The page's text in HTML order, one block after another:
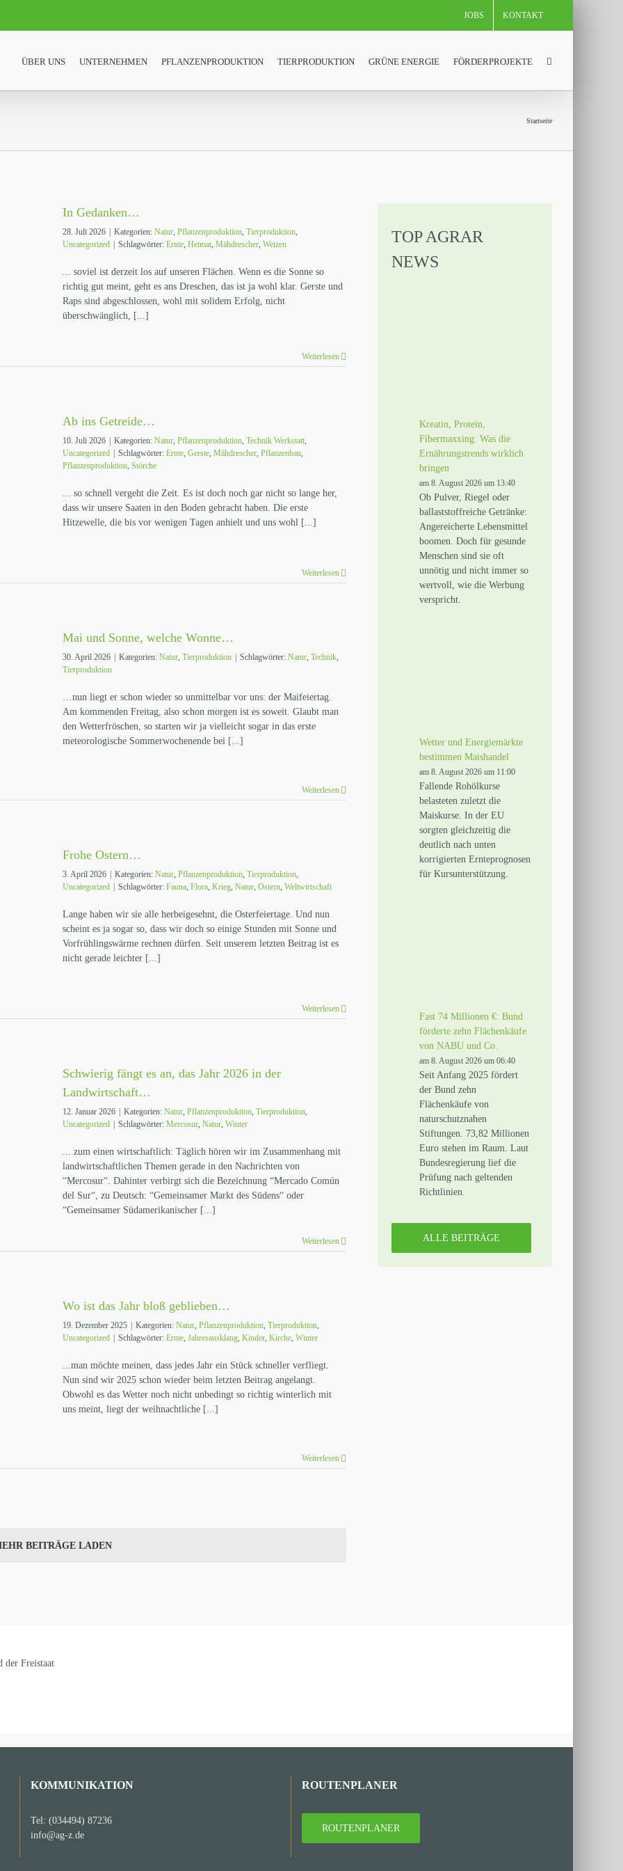
JOBS KONTAKT
ÜBER UNS UNTERNEHMEN PFLANZENPRODUKTION TIERPRODUKTION GRÜNE ENERGIE FÖRDERPROJEKTE
Startseite
In Gedanken…
28. Juli 2026 Kategorien: Natur, Pflanzenproduktion, Tierproduktion,
Uncategorized
Schlagwörter: Ernte, Heimat, Mähdrescher, Weizen
... soviel ist derzeit los auf unseren Flächen. Wenn es die Sonne so
richtig gut meint, geht es ans Dreschen, das ist ja wohl klar. Gerste und
Raps sind abgeschlossen, wohl mit solidem Erfolg, nicht
überschwänglich, [...]
Weiterlesen
Ab ins Getreide…
10. Juli 2026 | Kategorien: Natur, Pflanzenproduktion, Technik Werkstatt,
Uncategorized | Schlagwörter: Ernte, Gerste, Mähdrescher, Pflanzenbau,
Pflanzenproduktion, Störche
... so schnell vergeht die Zeit. Es ist doch noch gar nicht so lange her,
dass wir unsere Saaten in den Boden gebracht haben. Die erste
Hitzewelle, die bis vor wenigen Tagen anhielt und uns wohl [...]
Weiterlesen
Mai und Sonne, welche Wonne…
30. April 2026 Kategorien: Natur, Tierproduktion Schlagwörter: Natur, Technik,
Tierproduktion
…nun liegt er schon wieder so unmittelbar vor uns: der Maifeiertag.
Am kommenden Freitag, also schon morgen ist es soweit. Glaubt man
den Wetterfröschen, so starten wir ja vielleicht sogar in das erste
meteorologische Sommerwochenende bei [...]
Weiterlesen
Frohe Ostern…
3. April 2026 Kategorien: Natur, Pflanzenproduktion, Tierproduktion,
Uncategorized
Schlagwörter: Fauna, Flora, Krieg, Natur, Ostern, Weltwirtschaft
Lange haben wir sie alle herbeigesehnt, die Osterfeiertage. Und nun
scheint es ja sogar so, dass wir doch so einige Stunden mit Sonne und
Vorfrühlingswärme rechnen dürfen. Seit unserem letzten Beitrag ist es
nicht gerade leichter [...]
Weiterlesen
Schwierig fängt es an, das Jahr 2026 in der
Landwirtschaft…
12. Januar 2026 Kategorien: Natur, Pflanzenproduktion, Tierproduktion,
Uncategorized
Schlagwörter: Mercosur, Natur, Winter
... zum einen wirtschaftlich: Täglich hören wir im Zusammenhang mit
landwirtschaftlichen Themen gerade in den Nachrichten von
“Mercosur“. Dahinter verbirgt sich die Bezeichnung “Mercado Común
del Sur“, zu Deutsch: “Gemeinsamer Markt des Südens“ oder
“Gemeinsamer Südamerikanischer [...]
Weiterlesen
Wo ist das Jahr bloß geblieben…
19. Dezember 2025 Kategorien: Natur, Pflanzenproduktion, Tierproduktion,
Uncategorized
Schlagwörter: Ernte, Jahresausklang, Kinder, Kirche, Winter
...man möchte meinen, dass jedes Jahr ein Stück schneller verfliegt.
Nun sind wir 2025 schon wieder beim letzten Beitrag angelangt.
Obwohl es das Wetter noch nicht unbedingt so richtig winterlich mit
uns meint, liegt der weihnachtliche [...]
Weiterlesen
BEITRÄGE LADEN
TOP AGRAR
NEWS
Kreatin, Protein,
Fibermaxxing: Was die
Ernährungstrends wirklich
bringen
am 8. August 2026 um 13:40
Ob Pulver, Riegel oder
ballaststoffreiche Getränke:
Angereicherte Lebensmittel
boomen. Doch für gesunde
Menschen sind sie oft
unnötig und nicht immer so
wertvoll, wie die Werbung
verspricht.
Wetter und Energiemärkte
bestimmen Maishandel
am 8. August 2026 um 11:00
Fallende Rohölkurse
belasteten zuletzt die
Maiskurse. In der EU
sorgten gleichzeitig die
deutlich nach unten
korrigierten Ernteprognosen
für Kursunterstützung.
Fast 74 Millionen €: Bund
förderte zehn Flächenkäufe
von NABU und Co.
am 8. August 2026 um 06:40
Seit Anfang 2025 fördert
der Bund zehn
Flächenkäufe von
naturschutznahen
Stiftungen. 73,82 Millionen
Euro stehen im Raum. Laut
Bundesregierung lief die
Prüfung nach geltenden
Richtlinien.
ALLE BEITRÄGE
der Freistaat
KOMMUNIKATION
Tel: (034494) 87236
info@ag-z.de
ROUTENPLANER
ROUTENPLANER